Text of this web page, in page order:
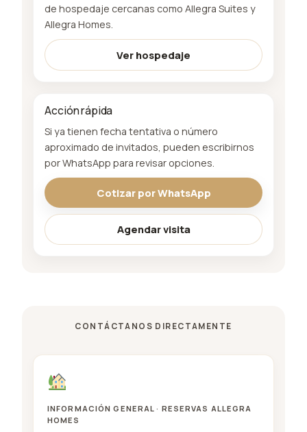
de hospedaje cercanas como Allegra Suites y
Allegra Homes.
Ver hospedaje
Acción rápida
Si ya tienen fecha tentativa o número
aproximado de invitados, pueden escribirnos
por WhatsApp para revisar opciones.
Cotizar por WhatsApp
Agendar visita
CONTÁCTANOS DIRECTAMENTE
INFORMACIÓN GENERAL · RESERVAS ALLEGRA
HOMES